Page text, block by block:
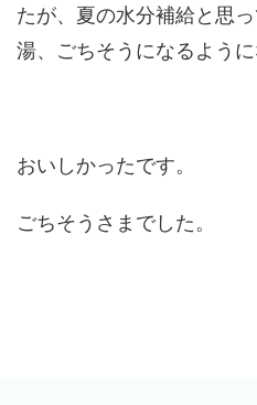
たが、夏の水分補給と思
湯、ごちそうになるように
おいしかったです。
ごちそうさまでした。